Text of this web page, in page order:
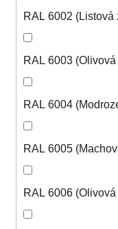
RAL 6002 (Listová
RAL 6003
RAL 6004
RAL 6005
RAL 6006